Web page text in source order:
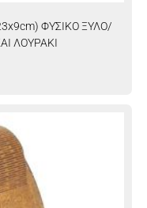
ΦΥΣΙΚΟ ΞΥΛΟ/
ΛΟΥΡΑΚΙ